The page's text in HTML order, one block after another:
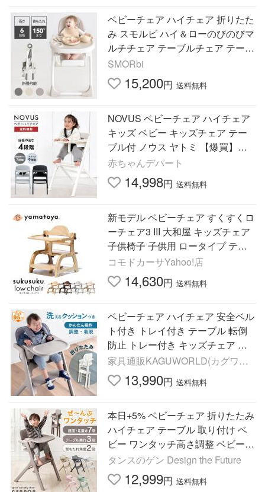
ベビーチェア ハイチェア 折りたた
み スモルビ ハイ＆ローのびのびマ
ルチチェア テーブルチェア テーブ
ルカバー 一体型食事エプロン付
SMORbi
15,200円 送料無料
NOVUS ベビーチェア ハイチェア
キッズ ベビー キッズチェア テー
ブル付 ノウス ヤトミ 【爆買】
【超PayPay祭】
赤ちゃんデパート
14,998円 送料無料
新モデル ベビーチェア すくすくロ
ーチェア3 III 大和屋 キッズチェア
子供椅子 子供用 ロータイプ テー
ブル付 ガード付 おしゃれ 低い 木
製 足置き付 yamatoya
コモドカーサYahoo!店
14,630円 送料無料
ベビーチェア ハイチェア 安全ベル
ト付き トレイ付き テーブル 転倒
防止 トレー付き キッズチェア 赤
ちゃん 子供 ベビー キッズ ダイニ
ングチェア リルモ
家具通販KAGUWORLD(カグワー
ルド)13,990円 送料無料
本日+5% ベビーチェア 折りたたみ
ハイチェア テーブル 取り付け ベ
ビー ワンタッチ高さ調整 ベビーハ
イチェア 赤ちゃん 椅子 キッズチ
ェア 子供椅子 キッズ
タンスのゲン Design the Future
12,999円 送料無料